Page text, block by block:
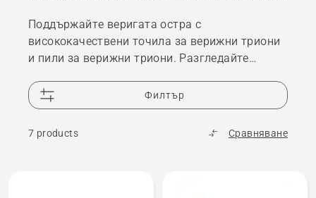
Поддържайте веригата остра с
висококачествени точила за верижни триони
и пили за верижни триони. Разгледайте
прецизно заточване и надеждно рязане.
Филтър
7 products Сравняване